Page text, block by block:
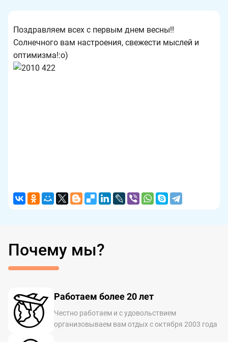
Поздравляем всех с первым днем весны!!
Солнечного вам настроения, свежести мыслей и
оптимизма!:о)
Почему мы?
Работаем более 20 лет
Честно работаем и с удовольствием
организовываем вам отдых с октября 2003 года